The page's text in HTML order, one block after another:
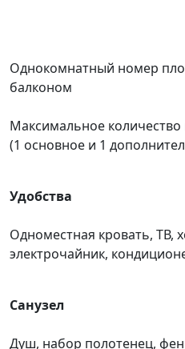
Однокомнатный номер
балконом
Максимальное
(1 основное и 1
Удобства
Одноместная кровать, ТВ,
электрочайник,
Санузел
Душ, набор полотенец, фен